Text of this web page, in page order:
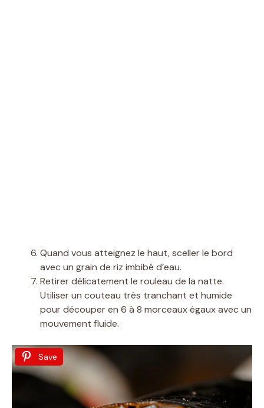
Quand vous atteignez le haut, sceller le bord
avec un grain de riz imbibé d’eau.
Retirer délicatement le rouleau de la natte.
Utiliser un couteau très tranchant et humide
pour découper en 6 à 8 morceaux égaux avec un
mouvement fluide.
Save